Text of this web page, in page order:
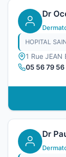
Dr
HOPITAL
1 Rue JEAN
05 56 79 56
Dr